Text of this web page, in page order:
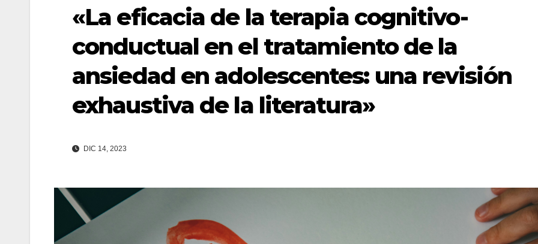
«La eficacia de la terapia cognitivo-
conductual en el tratamiento de la
ansiedad en adolescentes: una revisión
exhaustiva de la literatura»
DIC 14, 2023